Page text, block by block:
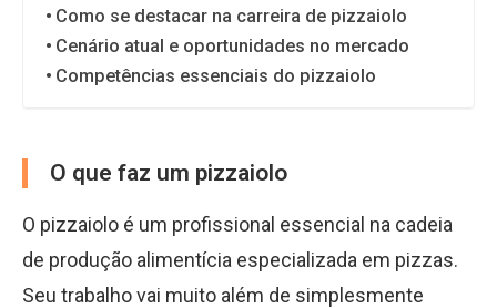
Como se destacar na carreira de pizzaiolo
Cenário atual e oportunidades no mercado
Competências essenciais do pizzaiolo
O que faz um pizzaiolo
O pizzaiolo é um profissional essencial na cadeia
de produção alimentícia especializada em pizzas.
Seu trabalho vai muito além de simplesmente